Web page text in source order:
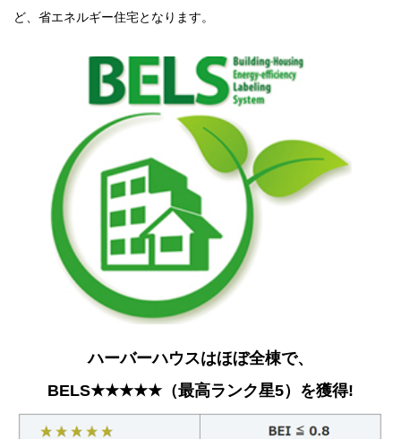
ど、省エネルギー住宅となります。
ハーバーハウスはほぼ全棟で、
BELS★★★★★（最高ランク星5）を獲得!